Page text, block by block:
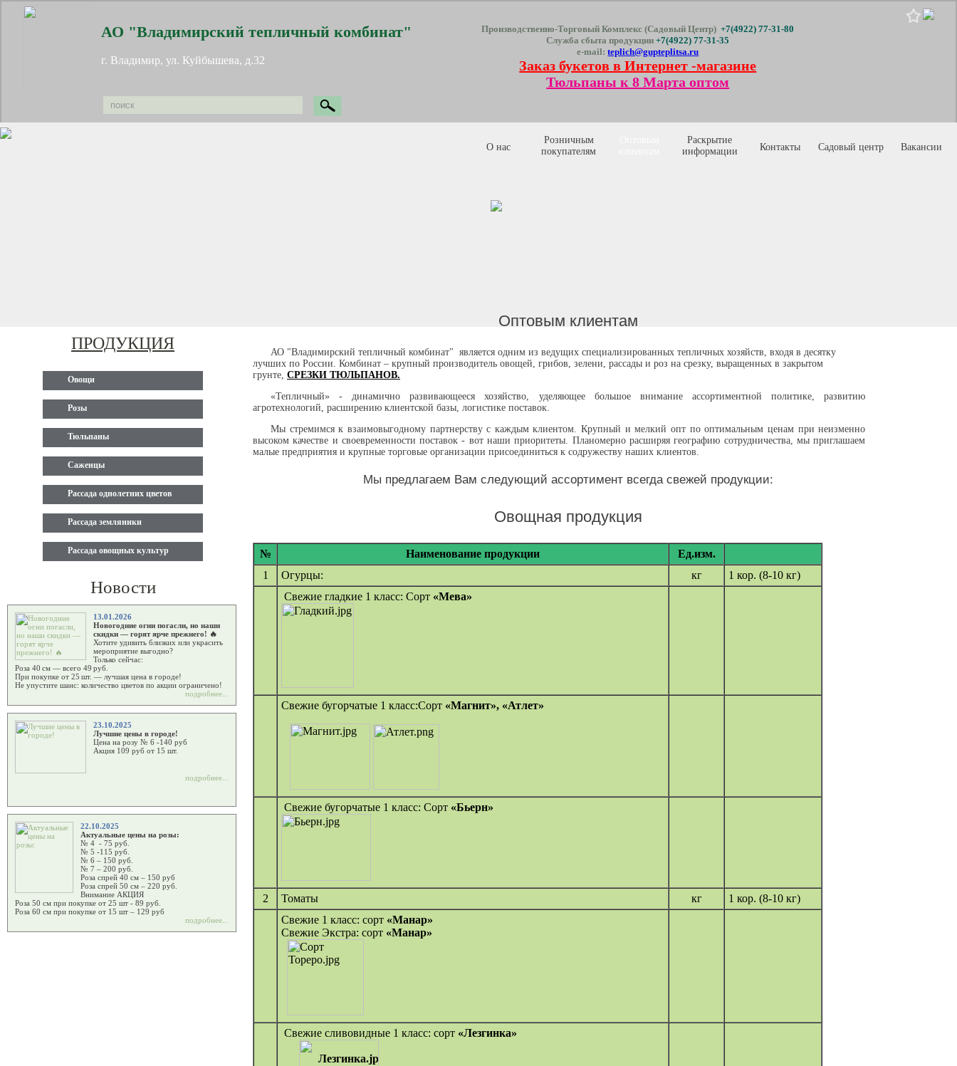
АО "Владимирский тепличный комбинат"
г. Владимир, ул. Куйбышева, д.32
Производственно-Торговый Комплекс (Садовый Центр) +7(4922) 77-31-80
Служба сбыта продукции+7(4922) 77-31-35
e-mail:teplich@gupteplitsa.ru
Заказ букетов в Интернет -магазине
Тюльпаны к 8 Марта оптом
О нас
Розничным
покупателям
Раскрытие
информации
Контакты Садовый центр Вакансии
ПРОДУКЦИЯ
Овощи
Розы
Тюльпаны
Саженцы
Рассада однолетних цветов
Рассада земляники
Рассада овощных культур
Новости
13.01.2026
Новогодние огни погасли, но наши
скидки — горят ярче прежнего! 🔥
Хотите удивить близких или украсить
мероприятие выгодно?
Только сейчас:
Роза 40 см — всего 49 руб.
При покупке от 25 шт. — лучшая цена в городе!
Не упустите шанс: количество цветов по акции ограничено!
подробнее...
23.10.2025
Лучшие цены в городе!
Цена на розу № 6 -140 руб
Акция 109 руб от 15 шт.
подробнее...
22.10.2025
Актуальные цены на розы:
№ 4 - 75 руб.
№ 5 -115 руб.
№ 6 – 150 руб.
№ 7 – 200 руб.
Роза спрей 40 см – 150 руб
Роза спрей 50 см – 220 руб.
Внимание АКЦИЯ
Роза 50 см при покупке от 25 шт - 89 руб.
Роза 60 см при покупке от 15 шт – 129 руб
подробнее...
Оптовым клиентам
АО "Владимирский тепличный комбинат" является одним из ведущих специализированных тепличных хозяйств, входя в десятку
лучших по России. Комбинат – крупный производитель овощей, грибов, зелени, рассады и роз на срезку, выращенных в закрытом
грунте, СРЕЗКИ ТЮЛЬПАНОВ.
«Тепличный» - динамично развивающееся хозяйство, уделяющее большое внимание ассортиментной политике, развитию
агротехнологий, расширению клиентской базы, логистике поставок.
Мы стремимся к взаимовыгодному партнерству с каждым клиентом. Крупный и мелкий опт по оптимальным ценам при неизменно
высоком качестве и своевременности поставок - вот наши приоритеты. Планомерно расширяя географию сотрудничества, мы приглашаем
малые предприятия и крупные торговые организации присоединиться к содружеству наших клиентов.
Мы предлагаем Вам следующий ассортимент всегда свежей продукции:
Овощная продукция
№ Наименование продукции
Ед.изм.
1
Огурцы: кг
1 кор. (8-10 кг)
Свежие гладкие 1 класс: Сорт «Мева»
Свежие бугорчатые 1 класс:Сорт «Магнит», «Атлет»
Свежие бугорчатые 1 класс: Сорт «Бьерн»
2 Томаты кг
1 кор. (8-10 кг)
Свежие 1 класс: сорт «Манар»
Свежие Экстра: сорт «Манар»
Свежие сливовидные 1 класс: сорт «Лезгинка»